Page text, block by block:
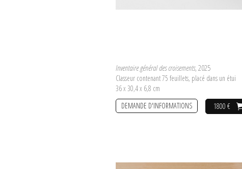
Inventaire général des croisements, 2025
Classeur contenant 75 feuillets, placé dans un étui
36 x 30,4 x 6,8 cm
1800 €
DEMANDE D'INFORMATIONS